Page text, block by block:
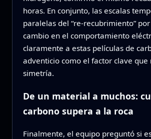
horas. En conjunto, las escalas
paralelas del “re-recubrimiento”
cambio en el comportamiento
claramente a estas películas de
adventicio como el factor clave que
simetría.
De un material a muchos:
carbono supera a la roca
Finalmente, el equipo preguntó si